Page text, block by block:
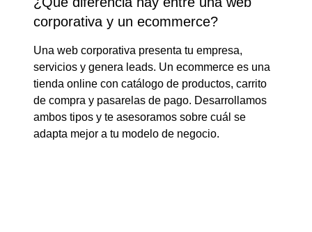
corporativa y un ecommerce?
Una web corporativa presenta tu empresa,
servicios y genera leads. Un ecommerce es una
tienda online con catálogo de productos, carrito
de compra y pasarelas de pago. Desarrollamos
ambos tipos y te asesoramos sobre cuál se
adapta mejor a tu modelo de negocio.